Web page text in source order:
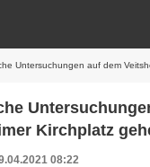
Untersuchungen auf dem
Kirchplatz
08:22